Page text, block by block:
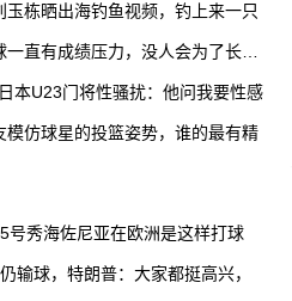
栋晒出海钓鱼视频，钓上来一只
直有成绩压力，没人会为了长远
本U23门将性骚扰：他问我要性感
仿球星的投篮姿势，谁的最有精
号秀海佐尼亚在欧洲是这样打球
输球，特朗普：大家都挺高兴，